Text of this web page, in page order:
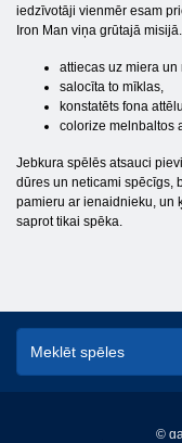
iedzīvotāji vienmēr esam
Iron Man viņa grūtajā
attiecas uz miera
salocīta to mīklas,
konstatēts fona
colorize melnbaltos
Jebkura spēlēs atsauci
dūres un neticami spēcīgs,
pamieru ar ienaidnieku, un
saprot tikai spēka.
©